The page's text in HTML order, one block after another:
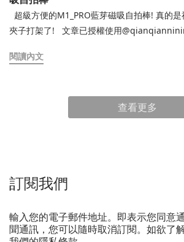
超級方便的M1_PRO藍芽磁吸自拍棒! 真的
夾子打架了! 文章已授權使用
閱讀內文
查看更多
訂閱我們
輸入您的電子郵件地址。即表示您同意
聞通訊，您可以隨時取消訂閱。如欲了